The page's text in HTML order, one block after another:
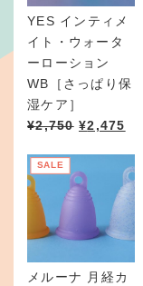
YES インティメ
イト・ウォータ
ーローション
WB［さっぱり保
湿ケア］
¥2,750 ¥2,475
SALE
メルーナ 月経カ